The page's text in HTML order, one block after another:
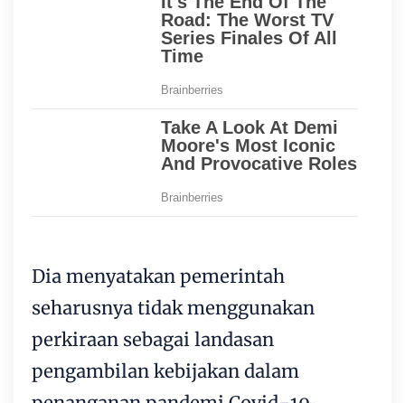
Dia menyatakan pemerintah
seharusnya tidak menggunakan
perkiraan sebagai landasan
pengambilan kebijakan dalam